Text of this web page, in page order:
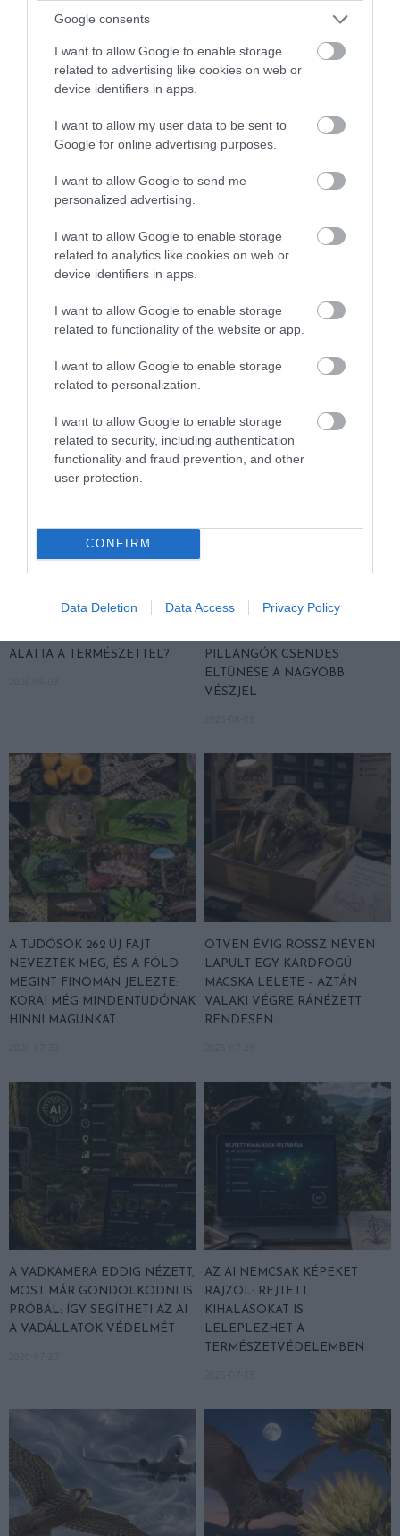
Google consents
I want to allow Google to enable storage
related to advertising like cookies on web or
device identifiers in apps.
I want to allow my user data to be sent to
Google for online advertising purposes.
I want to allow Google to send me
personalized advertising.
I want to allow Google to enable storage
related to analytics like cookies on web or
device identifiers in apps.
I want to allow Google to enable storage
related to functionality of the website or app.
I want to allow Google to enable storage
related to personalization.
I want to allow Google to enable storage
related to security, including authentication
functionality and fraud prevention, and other
user protection.
CONFIRM
Data Deletion Data Access Privacy Policy
A KOALA EVOLÚCIÓS MÚLTJA
NYUGODT
EUKALIPTUSZRÁGCSÁLÁS
2026-08-07
500 EDDIG ISMERETLEN
LAKÓJÁT MUTATTA MEG
HŐKUPOLA MAGYARORSZÁG
FELETT: MI EZ A LÁTHATATLAN
ALATTA A TERMÉSZETTEL?
NEM CSAK A RITKASÁGOK
BAJBAN VANNAK: A
PILLANGÓK CSENDES
ELTŰNÉSE A NAGYOBB
VÉSZJEL
A TUDÓSOK 262 ÚJ FAJT
NEVEZTEK MEG, ÉS A FÖLD
MEGINT FINOMAN JELEZTE:
KORAI MÉG MINDENTUDÓNAK
HINNI MAGUNKAT
ÖTVEN ÉVIG ROSSZ NÉVEN
LAPULT EGY KARDFOGÚ
MACSKA LELETE – AZTÁN
VALAKI VÉGRE RÁNÉZETT
RENDESEN
A VADKAMERA EDDIG NÉZETT,
MOST MÁR GONDOLKODNI IS
PRÓBÁL: ÍGY SEGÍTHETI AZ AI
A VADÁLLATOK VÉDELMÉT
AZ AI NEMCSAK KÉPEKET
RAJZOL: REJTETT
KIHALÁSOKAT IS
LELEPLEZHET A
TERMÉSZETVÉDELEMBEN